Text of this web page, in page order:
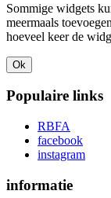
Sommige widgets
meermaals
hoeveel keer de
Ok
Populaire links
RBFA
facebook
instagram
informatie